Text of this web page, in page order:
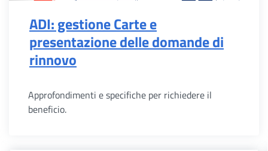
ADI: gestione Carte e
presentazione delle domande di
rinnovo
Approfondimenti e specifiche per richiedere il
beneficio.